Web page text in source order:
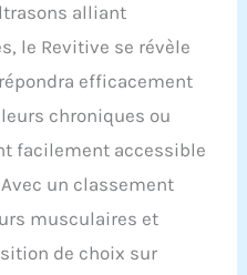
alliant
le Revitive se révèle
efficacement
chroniques ou
facilement accessible
un classement
musculaires et
de choix sur